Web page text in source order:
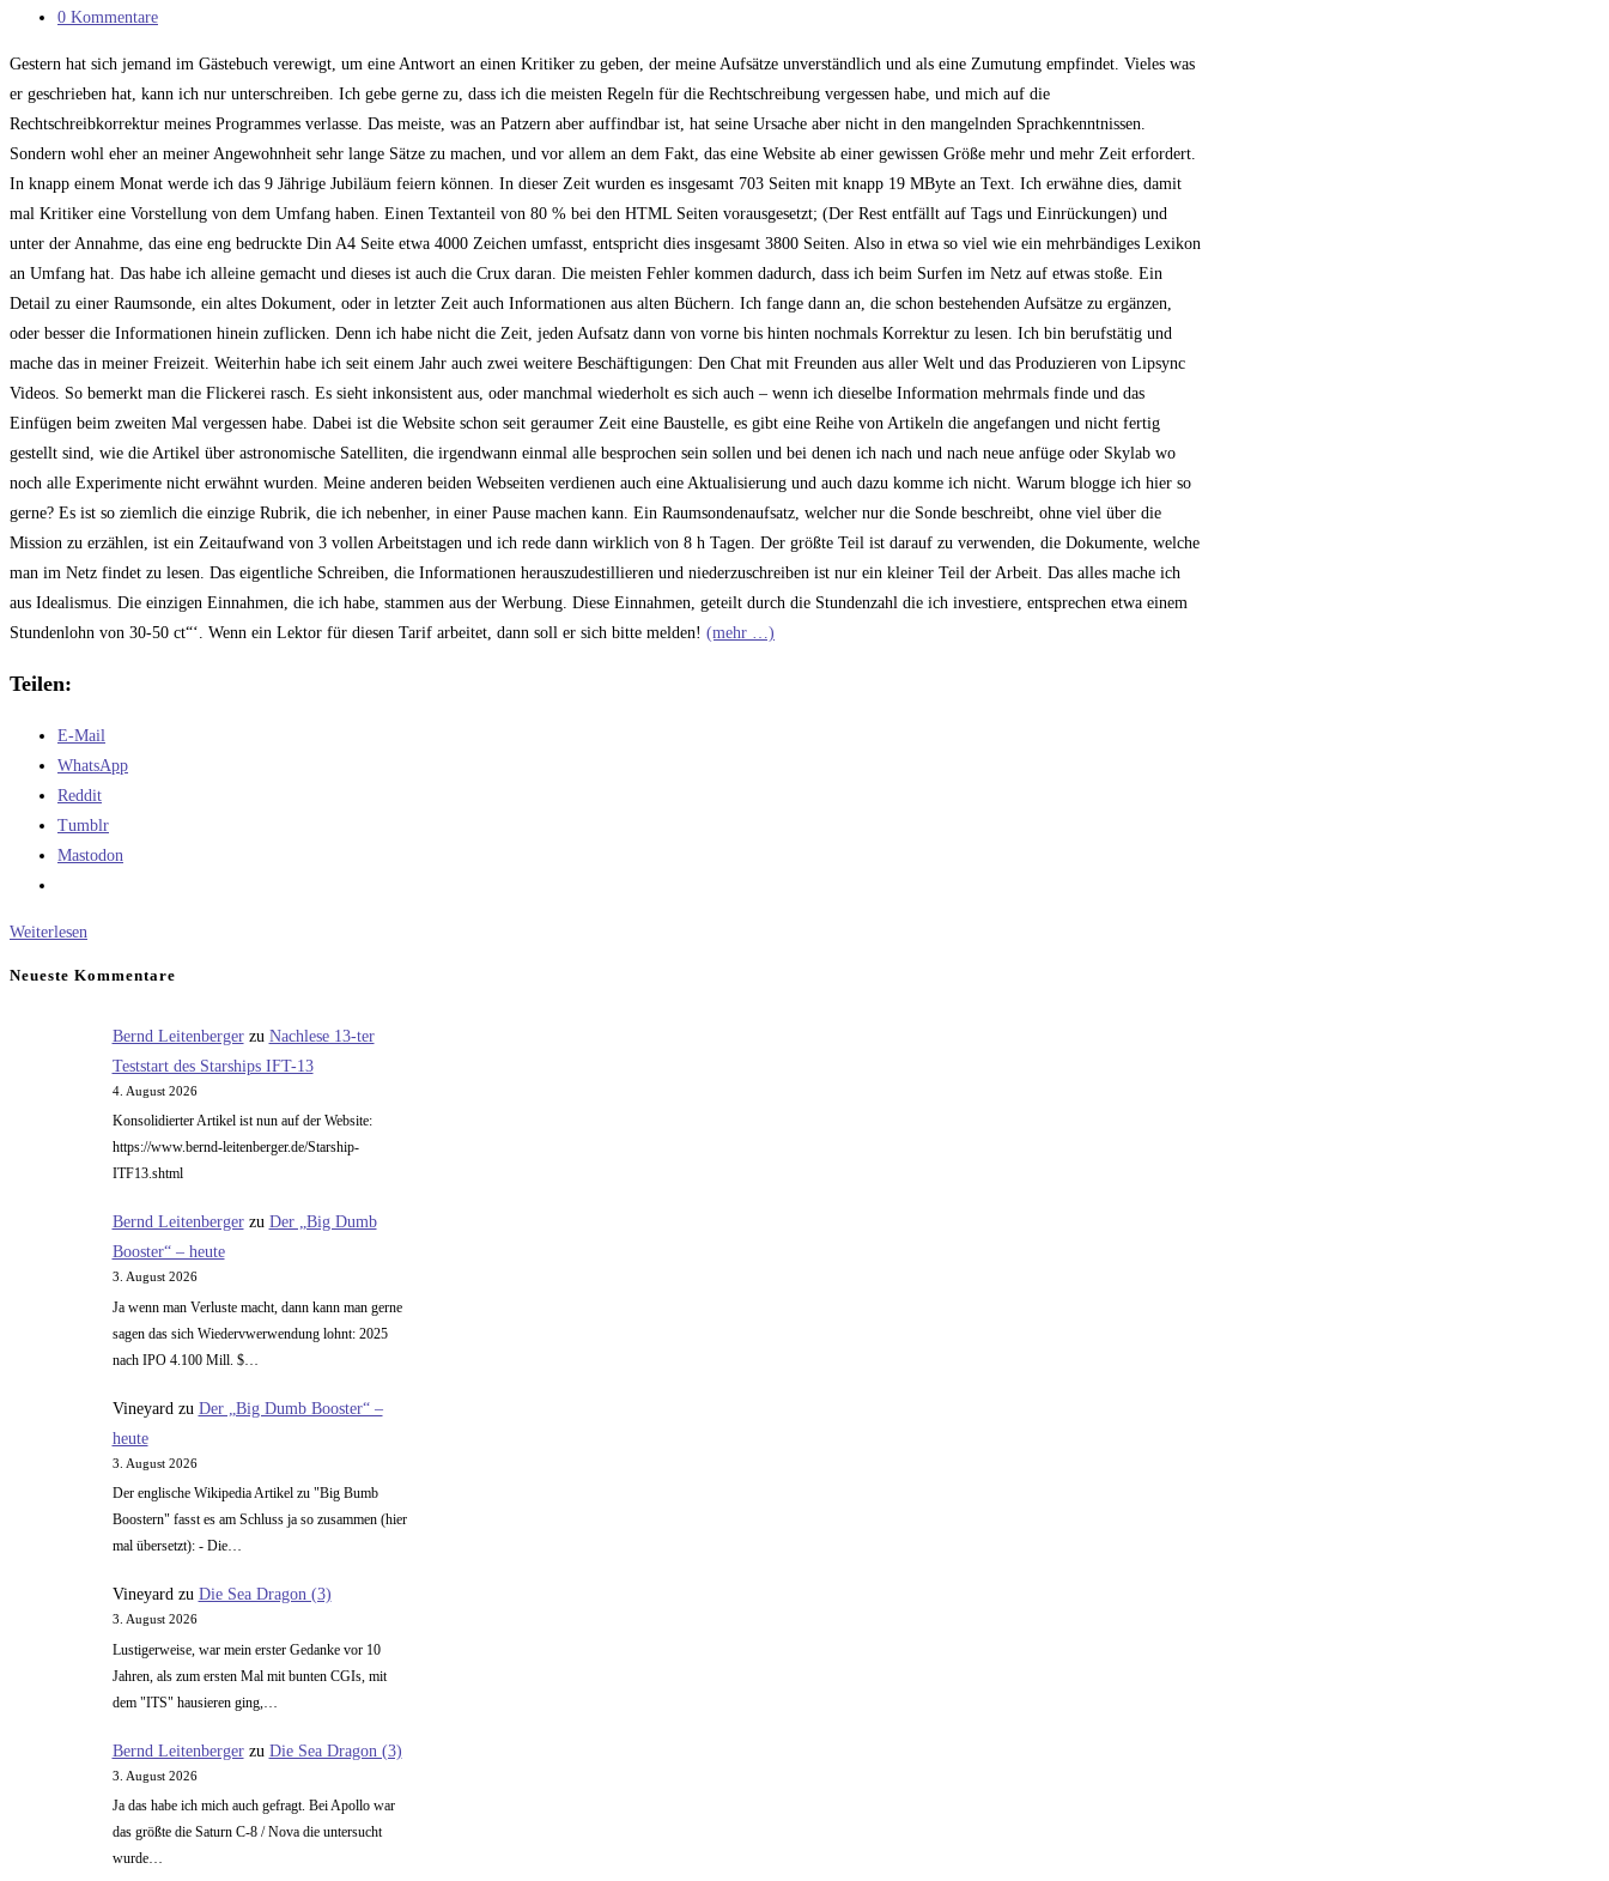
Kategorie:
Beitrags-
0 Kommentare
Gestern hat sich jemand im Gästebuch verewigt, um eine Antwort an einen Kritiker zu geben, der meine Aufsätze unverständlich und als eine Zumutung empfindet. Vieles was
er geschrieben hat, kann ich nur unterschreiben. Ich gebe gerne zu, dass ich die meisten Regeln für die Rechtschreibung vergessen habe, und mich auf die
Rechtschreibkorrektur meines Programmes verlasse. Das meiste, was an Patzern aber auffindbar ist, hat seine Ursache aber nicht in den mangelnden Sprachkenntnissen.
Sondern wohl eher an meiner Angewohnheit sehr lange Sätze zu machen, und vor allem an dem Fakt, das eine Website ab einer gewissen Größe mehr und mehr Zeit erfordert.
In knapp einem Monat werde ich das 9 Jährige Jubiläum feiern können. In dieser Zeit wurden es insgesamt 703 Seiten mit knapp 19 MByte an Text. Ich erwähne dies, damit
mal Kritiker eine Vorstellung von dem Umfang haben. Einen Textanteil von 80 % bei den HTML Seiten vorausgesetzt; (Der Rest entfällt auf Tags und Einrückungen) und
unter der Annahme, das eine eng bedruckte Din A4 Seite etwa 4000 Zeichen umfasst, entspricht dies insgesamt 3800 Seiten. Also in etwa so viel wie ein mehrbändiges Lexikon
an Umfang hat. Das habe ich alleine gemacht und dieses ist auch die Crux daran. Die meisten Fehler kommen dadurch, dass ich beim Surfen im Netz auf etwas stoße. Ein
Detail zu einer Raumsonde, ein altes Dokument, oder in letzter Zeit auch Informationen aus alten Büchern. Ich fange dann an, die schon bestehenden Aufsätze zu ergänzen,
oder besser die Informationen hinein zuflicken. Denn ich habe nicht die Zeit, jeden Aufsatz dann von vorne bis hinten nochmals Korrektur zu lesen. Ich bin berufstätig und
mache das in meiner Freizeit. Weiterhin habe ich seit einem Jahr auch zwei weitere Beschäftigungen: Den Chat mit Freunden aus aller Welt und das Produzieren von Lipsync
Videos. So bemerkt man die Flickerei rasch. Es sieht inkonsistent aus, oder manchmal wiederholt es sich auch – wenn ich dieselbe Information mehrmals finde und das
Einfügen beim zweiten Mal vergessen habe. Dabei ist die Website schon seit geraumer Zeit eine Baustelle, es gibt eine Reihe von Artikeln die angefangen und nicht fertig
gestellt sind, wie die Artikel über astronomische Satelliten, die irgendwann einmal alle besprochen sein sollen und bei denen ich nach und nach neue anfüge oder Skylab wo
noch alle Experimente nicht erwähnt wurden. Meine anderen beiden Webseiten verdienen auch eine Aktualisierung und auch dazu komme ich nicht. Warum blogge ich hier so
gerne? Es ist so ziemlich die einzige Rubrik, die ich nebenher, in einer Pause machen kann. Ein Raumsondenaufsatz, welcher nur die Sonde beschreibt, ohne viel über die
Mission zu erzählen, ist ein Zeitaufwand von 3 vollen Arbeitstagen und ich rede dann wirklich von 8 h Tagen. Der größte Teil ist darauf zu verwenden, die Dokumente, welche
man im Netz findet zu lesen. Das eigentliche Schreiben, die Informationen herauszudestillieren und niederzuschreiben ist nur ein kleiner Teil der Arbeit. Das alles mache ich
aus Idealismus. Die einzigen Einnahmen, die ich habe, stammen aus der Werbung. Diese Einnahmen, geteilt durch die Stundenzahl die ich investiere, entsprechen etwa einem
Stundenlohn von 30-50 ct“‘. Wenn ein Lektor für diesen Tarif arbeitet, dann soll er sich bitte melden! (mehr …)
Teilen:
E-Mail
WhatsApp
Reddit
Tumblr
Mastodon
Weiterlesen
Neueste Kommentare
Bernd Leitenbergerzu Nachlese 13-ter
Teststart des Starships IFT-13
4. August 2026
Konsolidierter Artikel ist nun auf der Website:
https://www.bernd-leitenberger.de/Starship-
ITF13.shtml
Bernd Leitenbergerzu Der „Big Dumb
Booster“ – heute
3. August 2026
Ja wenn man Verluste macht, dann kann man gerne
sagen das sich Wiedervwerwendung lohnt: 2025
nach IPO 4.100 Mill. $…
Vineyard zu Der „Big Dumb Booster“ –
heute
3. August 2026
Der englische Wikipedia Artikel zu "Big Bumb
Boostern" fasst es am Schluss ja so zusammen (hier
mal übersetzt): - Die…
Vineyardzu Die Sea Dragon (3)
3. August 2026
Lustigerweise, war mein erster Gedanke vor 10
Jahren, als zum ersten Mal mit bunten CGIs, mit
dem "ITS" hausieren ging,…
Bernd Leitenbergerzu Die Sea Dragon (3)
3. August 2026
Ja das habe ich mich auch gefragt. Bei Apollo war
das größte die Saturn C-8 / Nova die untersucht
wurde…